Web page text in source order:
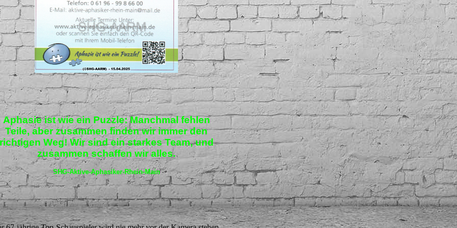
Aphasie ist wie ein Puzzle: Manchmal fehlen
Teile, aber zusammen finden wir immer den
Weg! Wir sind ein starkes Team, und
zusammen schaffen wir alles.
SHG-Aktive-Aphasiker-Rhein-Main